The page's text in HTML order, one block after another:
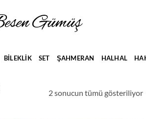
BİLEKLİK SET ŞAHMERAN HALHAL
2 sonucun tümü gösteriliyor